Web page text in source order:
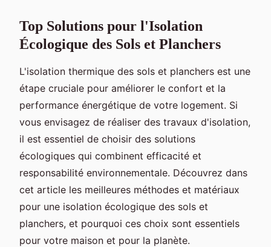
Top Solutions pour l'Isolation
Écologique des Sols et Planchers
L'isolation thermique des sols et planchers est une
étape cruciale pour améliorer le confort et la
performance énergétique de votre logement. Si
vous envisagez de réaliser des travaux d'isolation,
il est essentiel de choisir des solutions
écologiques qui combinent efficacité et
responsabilité environnementale. Découvrez dans
cet article les meilleures méthodes et matériaux
pour une isolation écologique des sols et
planchers, et pourquoi ces choix sont essentiels
pour votre maison et pour la planète.